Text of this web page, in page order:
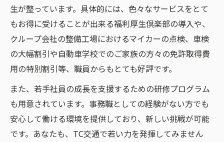
生が整っています。具体的には、色々なサービスをとて
もお得に受けることが出来る福利厚生倶楽部の導入や、
クループ会社の整備工場におけるマイカーの点検、車検
の大幅割引や自動車学校でのご家族の方々の免許取得費
用の特別割引等、職員からもとても好評です。
また、若手社員の成長を支援するための研修プログラム
も用意されています。事務職としての経験がない方でも
安心して働ける環境を提供しており、新しい挑戦が可能
です。あなたも、TC交通で若い力を発揮してみません